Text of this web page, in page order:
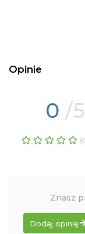
Opinie
0 /5
Znasz
Dodaj opinię